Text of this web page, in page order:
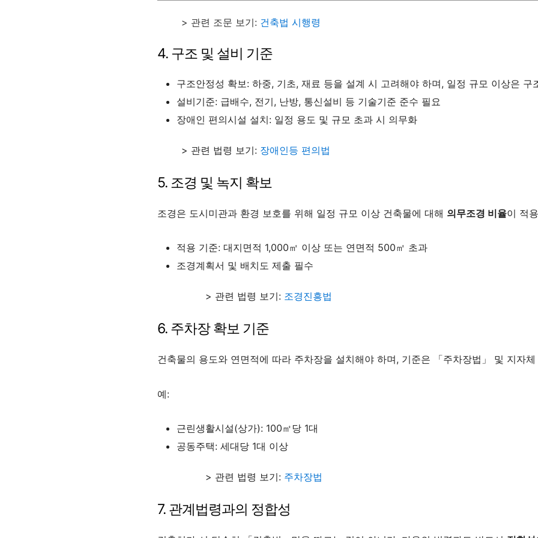
> 관련 조문 보기: 건축법 시행령
4. 구조 및 설비 기준
구조안정성 확보: 하중, 기초, 재료 등을 설계 시 고려해야 하며, 일정 규모 이상은 구
설비기준: 급배수, 전기, 난방, 통신설비 등 기술기준 준수 필요
장애인 편의시설 설치: 일정 용도 및 규모 초과 시 의무화
> 관련 법령 보기: 장애인등 편의법
5. 조경 및 녹지 확보
조경은 도시미관과 환경 보호를 위해 일정 규모 이상 건축물에 대해 의무조경 비율이 적
적용 기준: 대지면적 1,000㎡ 이상 또는 연면적 500㎡ 초과
조경계획서 및 배치도 제출 필수
> 관련 법령 보기: 조경진흥법
6. 주차장 확보 기준
건축물의 용도와 연면적에 따라 주차장을 설치해야 하며, 기준은 「주차장법」 및 지자
예:
근린생활시설(상가): 100㎡당 1대
공동주택: 세대당 1대 이상
> 관련 법령 보기: 주차장법
7. 관계법령과의 정합성